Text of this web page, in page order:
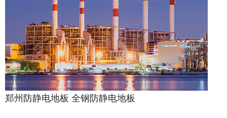
郑州防静电地板 全钢防静电地板